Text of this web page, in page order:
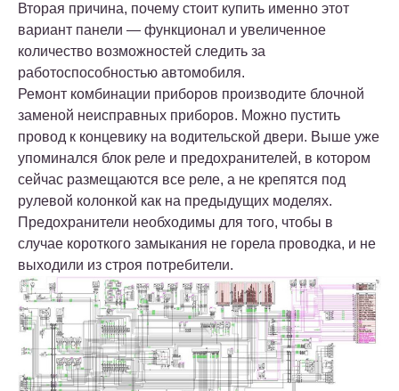
Вторая причина, почему стоит купить именно этот
вариант панели — функционал и увеличенное
количество возможностей следить за
работоспособностью автомобиля.
Ремонт комбинации приборов производите блочной
заменой неисправных приборов. Можно пустить
провод к концевику на водительской двери. Выше уже
упоминался блок реле и предохранителей, в котором
сейчас размещаются все реле, а не крепятся под
рулевой колонкой как на предыдущих моделях.
Предохранители необходимы для того, чтобы в
случае короткого замыкания не горела проводка, и не
выходили из строя потребители.